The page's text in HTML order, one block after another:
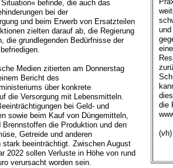
die
(vh)
befinde, die auch das
bei der
und beim Erwerb von Ersatzteilen
zielten darauf ab, die Regierung
die grundlegenden Bedürfnisse der
Medien zitierten am Donnerstag
Bericht des
über konkrete
die Versorgung mit Lebensmitteln.
bei Geld- und
sowie beim Kauf von Düngemitteln,
Brennstoffen die Produktion und den
Getreide und anderen
stark beeinträchtigt. Zwischen August
2022 sollen Verluste in Höhe von rund
verursacht worden sein.